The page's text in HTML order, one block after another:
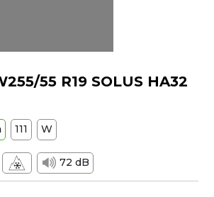
55 R19 SOLUS HA32
111 W
72 dB